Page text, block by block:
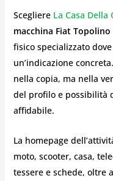
Scegliere La Casa Della
macchina Fiat
fisico specializzato
un’indicazione
nella copia, ma nella
del profilo e possibilità
affidabile.
La homepage
moto, scooter, casa,
tessere e schede, oltre